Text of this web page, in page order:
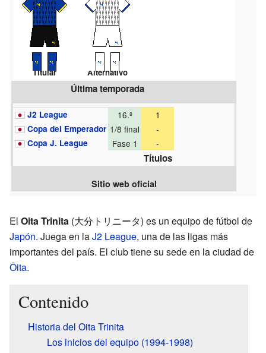
Titular Alternativo
Última temporada
J2 League 16.º 1
Copa del Emperador 1/8 final -
Copa J. League Fase 1 -
Títulos
Sitio web oficial
El Oita Trinita (大分トリニータ) es un equipo de fútbol de
Japón. Juega en laJ2 League, una de las ligas más
importantes del país. El club tiene su sede en la ciudad de
Ōita.
Contenido
Historia del Oita Trinita
Los inicios del equipo (1994-1998)